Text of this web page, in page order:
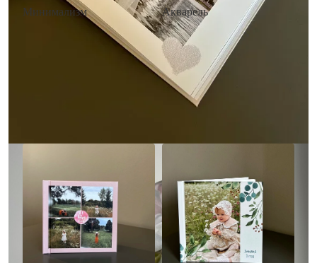
Минимализм Акварель
• Декор в стиле
акварельных красок
• Выбор цвета фона
• Загрузка фото и текста
Заказать